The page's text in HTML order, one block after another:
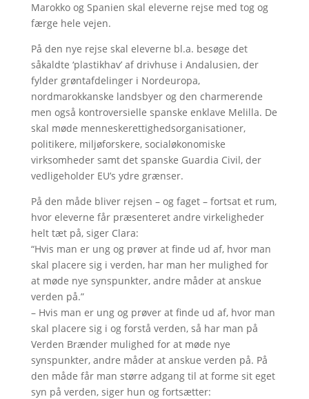
Marokko og Spanien skal eleverne rejse med tog og
færge hele vejen.
På den nye rejse skal eleverne bl.a. besøge det
såkaldte ‘plastikhav’ af drivhuse i Andalusien, der
fylder grøntafdelinger i Nordeuropa,
nordmarokkanske landsbyer og den charmerende
men også kontroversielle spanske enklave Melilla. De
skal møde menneskerettighedsorganisationer,
politikere, miljøforskere, socialøkonomiske
virksomheder samt det spanske Guardia Civil, der
vedligeholder EU’s ydre grænser.
På den måde bliver rejsen – og faget – fortsat et rum,
hvor eleverne får præsenteret andre virkeligheder
helt tæt på, siger Clara:
“Hvis man er ung og prøver at finde ud af, hvor man
skal placere sig i verden, har man her mulighed for
at møde nye synspunkter, andre måder at anskue
verden på.”
– Hvis man er ung og prøver at finde ud af, hvor man
skal placere sig i og forstå verden, så har man på
Verden Brænder mulighed for at møde nye
synspunkter, andre måder at anskue verden på. På
den måde får man større adgang til at forme sit eget
syn på verden, siger hun og fortsætter: